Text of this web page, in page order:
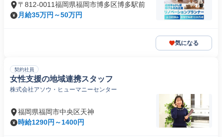
〒812-0011福岡県福岡市博多区博多駅前
月給35万円～50万円
気になる
契約社員
女性支援の地域連携スタッフ
株式会社アソウ・ヒューマニーセンター
福岡県福岡市中央区天神
時給1290円～1400円